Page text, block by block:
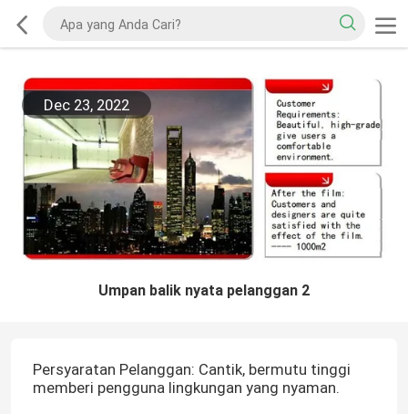
Dec 23, 2022
Umpan balik nyata pelanggan 2
Persyaratan Pelanggan: Cantik, bermutu tinggi
memberi pengguna lingkungan yang nyaman.